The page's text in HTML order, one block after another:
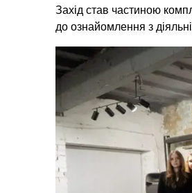
Захід став частиною
до ознайомлення з